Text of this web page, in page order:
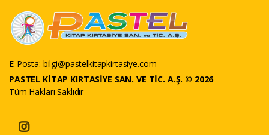
E-Posta: bilgi@pastelkitapkirtasiye.com
PASTEL KİTAP KIRTASİYE SAN. VE TİC. A.Ş. © 2026
Tüm Hakları Saklıdır